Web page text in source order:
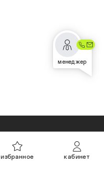
избранное кабинет
менеджер